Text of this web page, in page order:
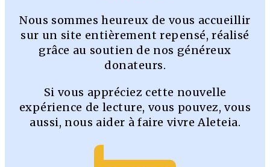
Nous sommes heureux de vous accueillir
sur un site entièrement repensé, réalisé
grâce au soutien de nos généreux
donateurs.
Si vous appréciez cette nouvelle
expérience de lecture, vous pouvez, vous
aussi, nous aider à faire vivre Aleteia.